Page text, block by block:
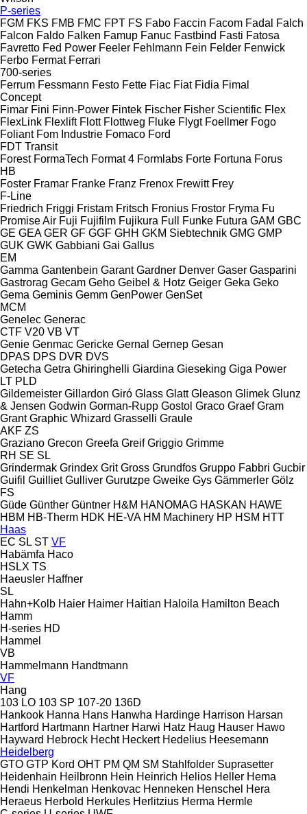
P-series
FGM FKS FMB FMC FPT FS Fabo Faccin Facom Fadal
Falch
Falcon Faldo Falken Famup Fanuc Fastbind Fasti Fatosa
Favretto Fed Power Feeler Fehlmann Fein Felder Fenwick
Ferbo Fermat Ferrari
700-series
Ferrum Fessmann Festo Fette Fiac Fiat Fidia Fimal
Concept
Fimar Fini Finn-Power Fintek Fischer Fisher Scientific Flex
FlexLink Flexlift Flott Flottweg Fluke Flygt Foellmer Fogo
Foliant Fom Industrie Fomaco Ford
FDT Transit
Forest FormaTech Format 4 Formlabs Forte Fortuna Forus
HB
Foster Framar Franke Franz Frenox Frewitt Frey
F-Line
Friedrich Friggi Fristam Fritsch Fronius Frostor Fryma Fu
Promise Air Fuji Fujifilm Fujikura Full Funke Futura GAM GBC
GE GEA GER GF GGF GHH GKM Siebtechnik GMG GMP
GUK GWK Gabbiani Gai Gallus
EM
Gamma Gantenbein Garant Gardner Denver Gaser Gasparini
Gastrorag Gecam Geho Geibel & Hotz Geiger Geka Geko
Gema Geminis Gemm GenPower GenSet
MCM
Genelec Generac
CTF V20 VB VT
Genie Genmac Gericke Gernal Gernep Gesan
DPAS DPS DVR DVS
Getecha Getra Ghiringhelli Giardina Gieseking Giga Power
LT PLD
Gildemeister Gillardon Giró Glass Glatt Gleason Glimek Glunz
& Jensen Godwin Gorman-Rupp Gostol Graco Graef Gram
Grant Graphic Whizard Grasselli Graule
AKF ZS
Graziano Grecon Greefa Greif Griggio Grimme
RH SE SL
Grindermak Grindex Grit Gross Grundfos Gruppo Fabbri Gucbir
Guifil Guilliet Gulliver Gurutzpe Gweike Gys Gämmerler Gölz
FS
Güde Günther Güntner H&M HANOMAG HASKAN HAWE
HBM HB‑Therm HDK HE-VA HM Machinery HP HSM HTT
Haas
EC SL ST VF
Habämfa Haco
HSLX TS
Haeusler Haffner
SL
Hahn+Kolb Haier Haimer Haitian Haloila Hamilton Beach
Hamm
H-series HD
Hammel
VB
Hammelmann Handtmann
VF
Hang
103 LO 103 SP 107-20 136D
Hankook Hanna Hans Hanwha Hardinge Harrison Harsan
Hartford Hartmann Hartner Harwi Hatz Haug Hauser Hawo
Hayward Hebrock Hecht Heckert Hedelius Heesemann
Heidelberg
GTO GTP Kord OHT PM QM SM Stahlfolder Suprasetter
Heidenhain Heilbronn Hein Heinrich Helios Heller Hema
Hendi Henkelman Henkovac Henneken Henschel Hera
Heraeus Herbold Herkules Herlitzius Herma Hermle